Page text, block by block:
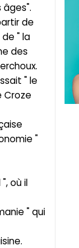
de
de " la
des
" le
Croze
"
où il
" qui